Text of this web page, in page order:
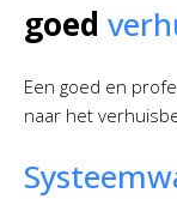
goed
Een goed en
naar het